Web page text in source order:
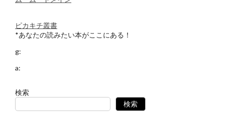
ピカキチ叢書
*あなたの読みたい本がここにある！
g:
a:
検索
検索